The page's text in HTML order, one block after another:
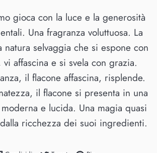
gioca con la luce e la generosità
Una fragranza voluttuosa. La
natura selvaggia che si espone con
vi affascina e si svela con grazia.
il flacone affascina, risplende.
il flacone si presenta in una
e lucida. Una magia quasi
ricchezza dei suoi ingredienti.